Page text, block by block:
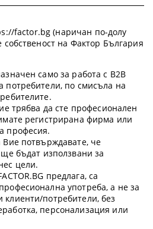
factor.bg (наричан по-долу
собственост на Фактор България
само за работа с B2B
потребители, по смисъла на
трябва да сте професионален
регистрирана фирма или
професия.
Вие потвърждавате, че
бъдат използвани за
цели.
предлага, са
употреба, а не за
потребители, без
персонализация или